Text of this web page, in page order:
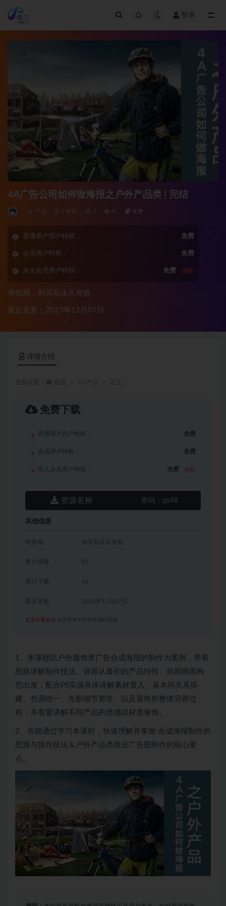
登录
4A广告公司如何做海报之户外产品类 | 完结
UI/产品 3 年前 0 45 免费
普通用户用户特权： 免费
会员用户特权： 免费
永久会员用户特权： 免费 推荐
有效期：购买后永久有效
最近更新：2023年12月07日
详情介绍
免费下载
普通用户用户特权： 免费
会员用户特权： 免费
永久会员用户特权： 免费
资源名称 密码： qs48
其他信息
有效期 购买后永久有效
累计销量 81
累计下载 16
2023年12月07日
点击开通会员 免费享有本站所有课程资源
1、本课程以户外服饰类广告合成海报的制作为案例，带着
思路讲解制作技法。讲师从最初的产品特性、前期画面构
思出发，配合PS实操具体讲解素材置入、基本间关系搭
建、色调统一、光影细节塑造、以及最终的整体完善过
程，并着重讲解不同产品的质感或材质修饰。
2、你能通过学习本课程，快速理解并掌握:合成海报制作的
思路与操作技法＆户外产品类商业广告图制作的核心要
点。